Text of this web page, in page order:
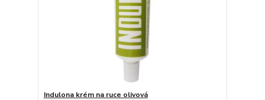
Indulona krém na ruce olivová